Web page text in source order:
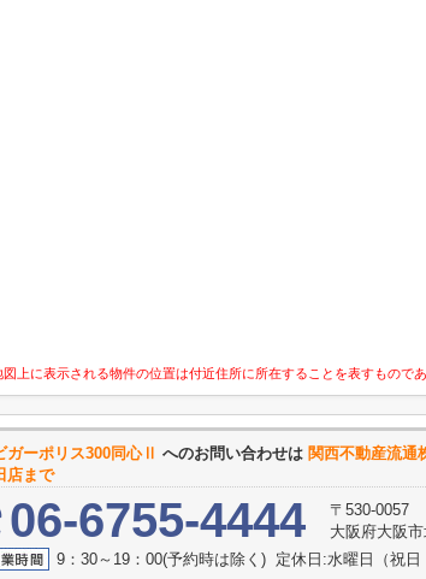
上に表示される物件の位置は付近住所に所在することを表すもので
ガーポリス300同心Ⅱ へのお問い合わせは 関西不動
店まで
6755-4444
〒530-0057
大阪府大阪
9：30～19：00(予約時は除く) 定休日:水曜日（祝日